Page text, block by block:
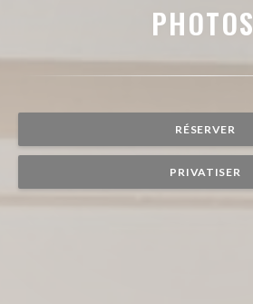
PHOTOS
RÉSERVER
PRIVATISER